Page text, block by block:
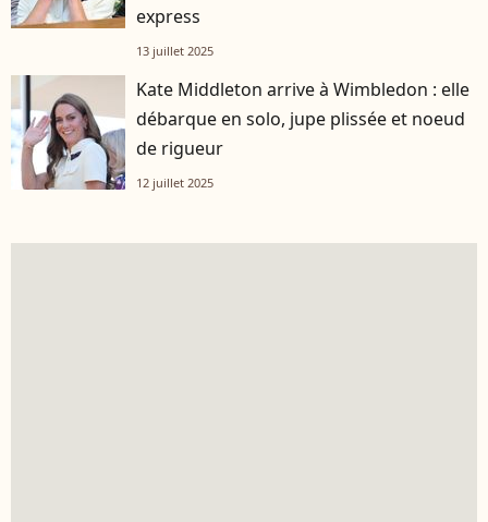
express
13 juillet 2025
Kate Middleton arrive à Wimbledon : elle
débarque en solo, jupe plissée et noeud
de rigueur
12 juillet 2025